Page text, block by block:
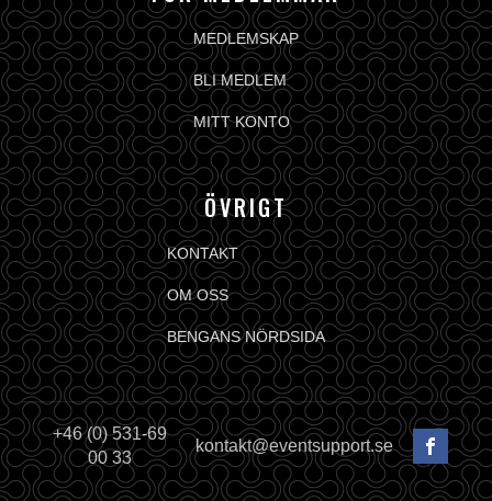
MEDLEMSKAP
BLI MEDLEM
MITT KONTO
ÖVRIGT
KONTAKT
OM OSS
BENGANS NÖRDSIDA
+46 (0) 531-69
00 33
kontakt@eventsupport.se